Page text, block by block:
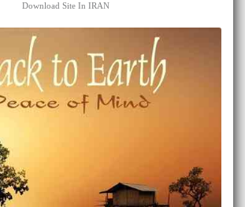
Download Site In IRAN